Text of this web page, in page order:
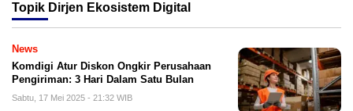
Topik Dirjen Ekosistem Digital
News
Komdigi Atur Diskon Ongkir Perusahaan
Pengiriman: 3 Hari Dalam Satu Bulan
Sabtu, 17 Mei 2025 - 21:32 WIB